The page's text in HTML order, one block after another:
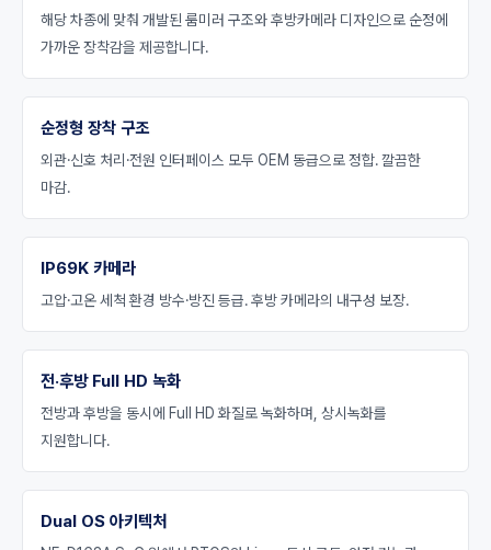
해당 차종에 맞춰 개발된 룸미러 구조와 후방카메라 디자인으로 순정에
가까운 장착감을 제공합니다.
순정형 장착 구조
외관·신호 처리·전원 인터페이스 모두 OEM 동급으로 정합. 깔끔한
마감.
IP69K 카메라
고압·고온 세척 환경 방수·방진 등급. 후방 카메라의 내구성 보장.
전·후방 Full HD 녹화
전방과 후방을 동시에 Full HD 화질로 녹화하며, 상시녹화를
지원합니다.
Dual OS 아키텍처